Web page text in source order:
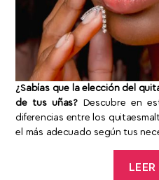
¿Sabías que la elección del
de tus uñas?Descubre en
diferencias entre los
el más adecuado según tus